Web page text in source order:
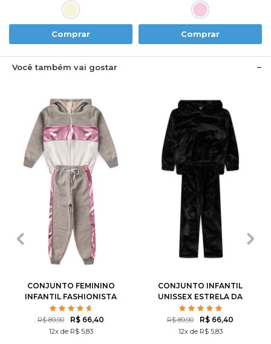
Comprar Comprar
Você também vai gostar
3 4 6
10 14
CONJUNTO FEMININO
INFANTIL FASHIONISTA
R$ 89,90 R$ 66,40
12x de R$ 5,83
3 4 6
10 12
CONJUNTO INFANTIL
UNISSEX ESTRELA DA
NOITE
R$ 89,90 R$ 66,40
12x de R$ 5,83